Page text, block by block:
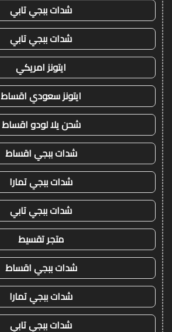
شدات ببجي تابي
شدات ببجي تابي
ايتونز امريكي
ايتونز سعودي اقساط
شحن يلا لودو اقساط
شدات ببجي اقساط
شدات ببجي تمارا
شدات ببجي تابي
متجر تقسيط
شدات ببجي اقساط
شدات ببجي تمارا
شدات ببجي تابي